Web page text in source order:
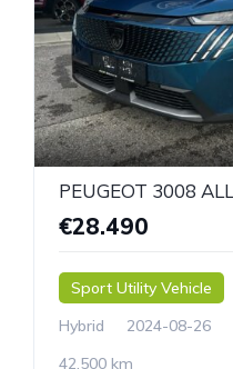
€28.490
Sport Utility Vehicle
Hybrid
2024-08-26
42.500 km